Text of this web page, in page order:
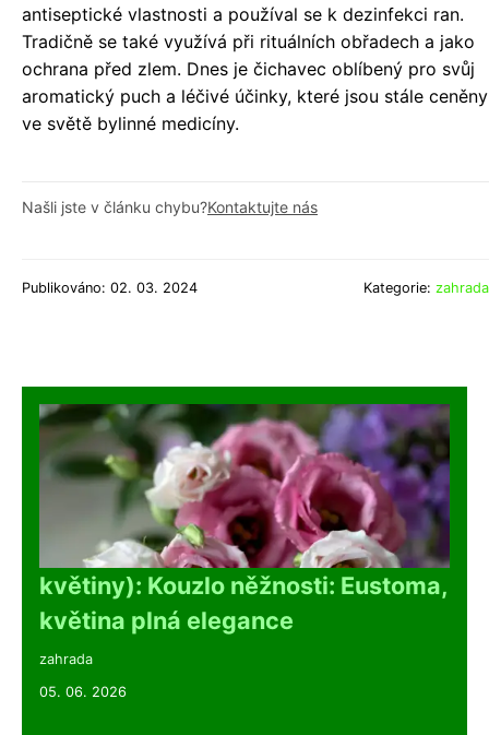
antiseptické vlastnosti a používal se k dezinfekci ran.
Tradičně se také využívá při rituálních obřadech a jako
ochrana před zlem. Dnes je čichavec oblíbený pro svůj
aromatický puch a léčivé účinky, které jsou stále ceněny
ve světě bylinné medicíny.
Našli jste v článku chybu?Kontaktujte nás
Publikováno: 02. 03. 2024 Kategorie: zahrada
květiny): Kouzlo něžnosti: Eustoma,
květina plná elegance
zahrada
05. 06. 2026